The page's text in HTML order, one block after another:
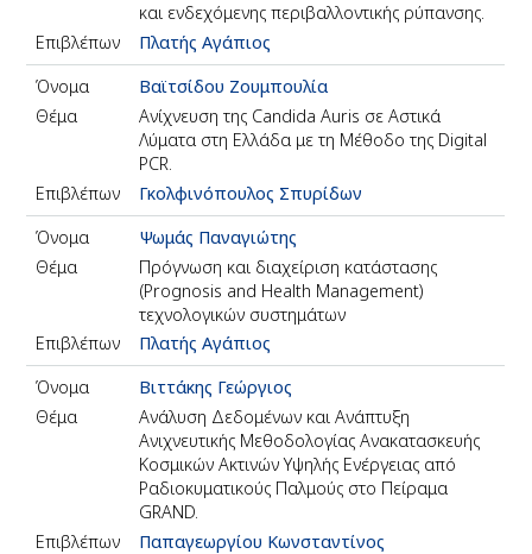
και ενδεχόμενης περιβαλλοντικής ρύπανσης.
Επιβλέπων
Πλατής Αγάπιος
Όνομα
Βαϊτσίδου Ζουμπουλία
Θέμα
Ανίχνευση της Candida Auris σε Αστικά
Λύματα στη Ελλάδα με τη Μέθοδο της Digital
PCR.
Επιβλέπων
Γκολφινόπουλος Σπυρίδων
Όνομα
Ψωμάς Παναγιώτης
Θέμα
Πρόγνωση και διαχείριση κατάστασης
(Prognosis and Health Management)
τεχνολογικών συστημάτων
Επιβλέπων
Πλατής Αγάπιος
Όνομα
Βιττάκης Γεώργιος
Θέμα
Ανάλυση Δεδομένων και Ανάπτυξη
Ανιχνευτικής Μεθοδολογίας Ανακατασκευής
Κοσμικών Ακτινών Υψηλής Ενέργειας από
Ραδιοκυματικούς Παλμούς στο Πείραμα
GRAND.
Επιβλέπων
Παπαγεωργίου Κωνσταντίνος